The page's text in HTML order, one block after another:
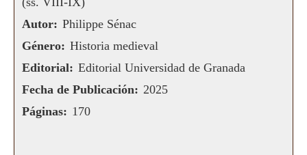
Autor: Philippe Sénac
Género: Historia medieval
Editorial: Editorial Universidad de Granada
Fecha de Publicación: 2025
Páginas: 170